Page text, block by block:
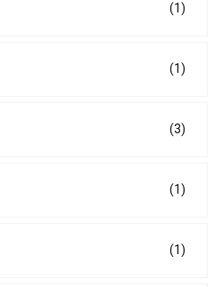
(1)
(1)
(3)
(1)
(1)